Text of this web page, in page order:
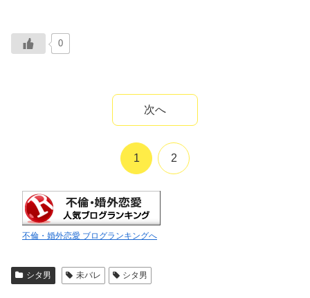
0
次へ
1 2
不倫・婚外恋愛 ブログランキングへ
シタ男 未バレ シタ男